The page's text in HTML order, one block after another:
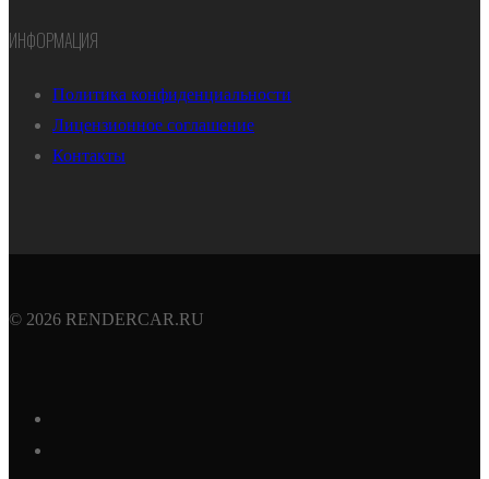
ИНФОРМАЦИЯ
Политика конфиденциальности
Лицензионное соглашение
Контакты
© 2026 RENDERCAR.RU